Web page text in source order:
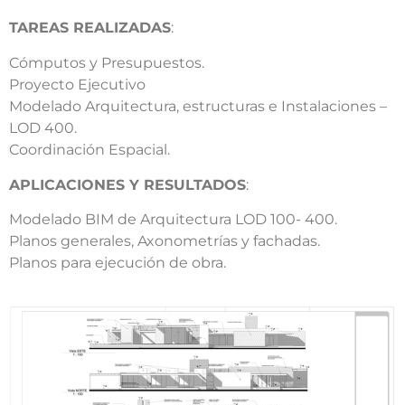
TAREAS REALIZADAS:
Cómputos y Presupuestos.
Proyecto Ejecutivo
Modelado Arquitectura, estructuras e Instalaciones –
LOD 400.
Coordinación Espacial.
APLICACIONES Y RESULTADOS:
Modelado BIM de Arquitectura LOD 100- 400.
Planos generales, Axonometrías y fachadas.
Planos para ejecución de obra.